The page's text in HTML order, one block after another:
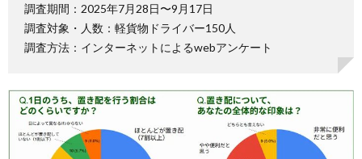
調査期間：2025年7月28日〜9月17日
調査対象・人数：軽貨物ドライバー150人
調査方法：インターネットによるwebアンケート